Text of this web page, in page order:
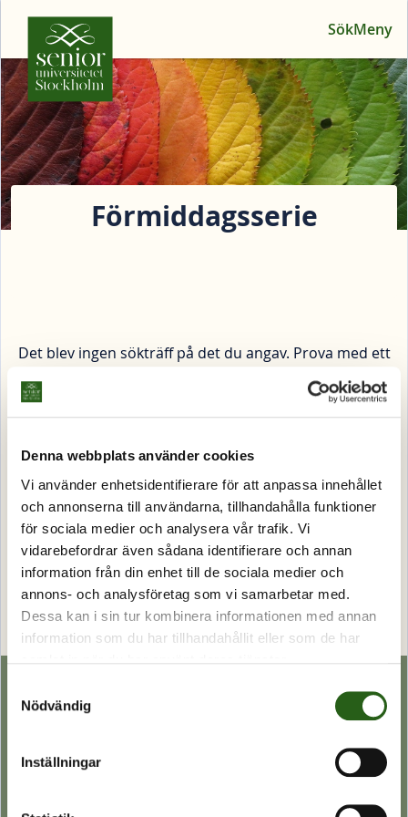
Denna webbplats använder cookies
Vi använder enhetsidentifierare för att anpassa innehållet
och annonserna till användarna, tillhandahålla funktioner
för sociala medier och analysera vår trafik. Vi
vidarebefordrar även sådana identifierare och annan
information från din enhet till de sociala medier och
annons- och analysföretag som vi samarbetar med.
Dessa kan i sin tur kombinera informationen med annan
information som du har tillhandahållit eller som de har
Nödvändig
Inställningar
SökMeny
Förmiddagsserie
Det blev ingen sökträff på det du angav. Prova med ett
Hitta via arrangemangstyp
Sök arrangemang
Genvägar
Skapa konto